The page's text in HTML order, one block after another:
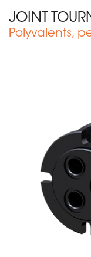
JOINT
Polyvalents,